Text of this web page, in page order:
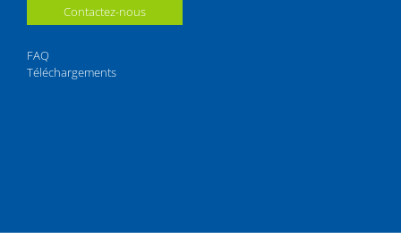
Contactez-nous
FAQ
Téléchargements